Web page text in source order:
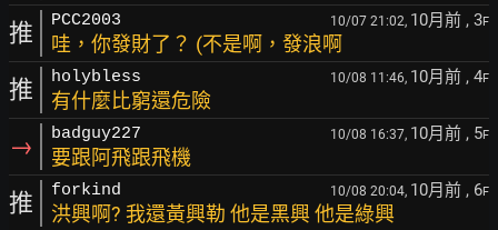
推 PCC2003 10/07 21:02, 10月前 , 3F
哇，你發財了？ (不是啊，發浪啊
推 holybless 10/08 11:46, 10月前 , 4F
有什麼比窮還危險
→ badguy227 10/08 16:37, 10月前 , 5F
要跟阿飛跟飛機
推 forkind 10/08 20:04, 10月前 , 6F
洪興啊? 我還黃興勒 他是黑興 他是綠興